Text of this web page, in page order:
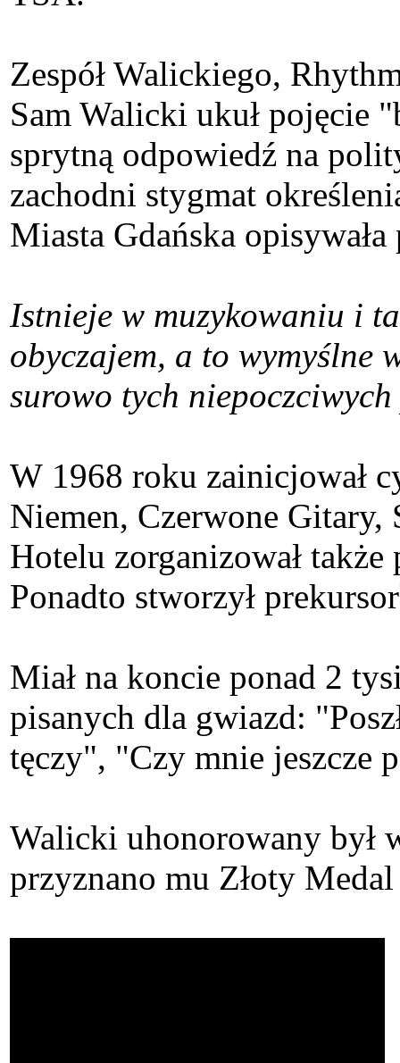
Zespół Walickiego,
Sam Walicki ukuł pojęcie
sprytną odpowiedź na
zachodni stygmat
Miasta Gdańska
Istnieje w muzykowaniu i
obyczajem, a to wymyślne
surowo tych niepoczciwych
W 1968 roku zainicjował
Niemen, Czerwone
Hotelu zorganizował
Ponadto stworzył
Miał na koncie ponad 2
pisanych dla gwiazd:
tęczy", "Czy mnie jeszcze
Walicki uhonorowany był
przyznano mu Złoty